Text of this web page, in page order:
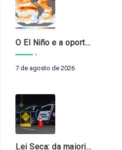
O El Niño e a oportunidade de fortalecer o controle externo das políticas climáticas
7 de agosto de 2026
Lei Seca: da maioridade à maturidade